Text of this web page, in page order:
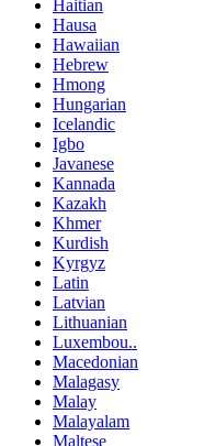
Haitian
Hausa
Hawaiian
Hebrew
Hmong
Hungarian
Icelandic
Igbo
Javanese
Kannada
Kazakh
Khmer
Kurdish
Kyrgyz
Latin
Latvian
Lithuanian
Luxembou..
Macedonian
Malagasy
Malay
Malayalam
Maltese